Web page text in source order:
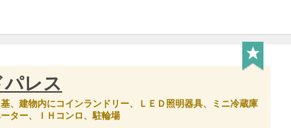
レス
、建物内にコインランドリー、ＬＥＤ照明器具、ミニ冷蔵庫
ター、ＩＨコンロ、駐輪場